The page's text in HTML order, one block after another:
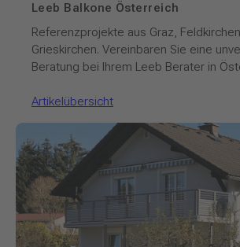
Leeb Balkone Österreich
Referenzprojekte aus Graz,
Grieskirchen. Vereinbaren Sie eine
Beratung bei Ihrem Leeb Berater in
Artikelübersicht